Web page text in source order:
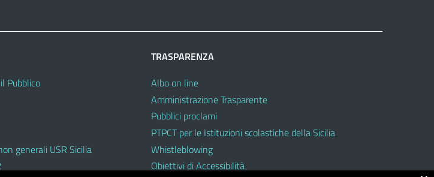
Pubblico
generali USR Sicilia
TRASPARENZA
Albo on line
Amministrazione Trasparente
Pubblici proclami
PTPCT per le Istituzioni scolastiche della Sicilia
Whistleblowing
Obiettivi di Accessibilità